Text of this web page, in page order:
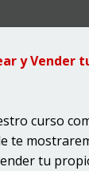
y Vender
curso
te
tu